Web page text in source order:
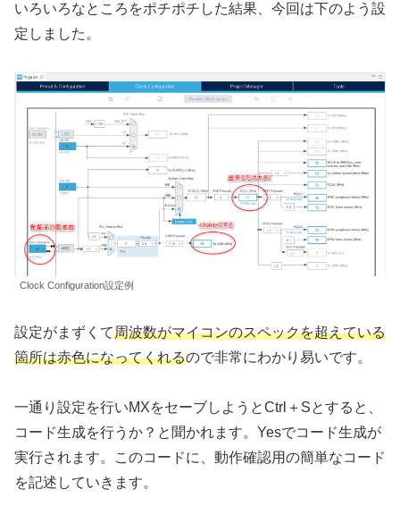
いろいろなところをポチポチした結果、今回は下のよう設
定しました。
Clock Configuration設定例
設定がまずくて周波数がマイコンのスペックを超えている
箇所は赤色になってくれるので非常にわかり易いです。
一通り設定を行いMXをセーブしようとCtrl＋Sとすると、
コード生成を行うか？と聞かれます。Yesでコード生成が
実行されます。このコードに、動作確認用の簡単なコード
を記述していきます。